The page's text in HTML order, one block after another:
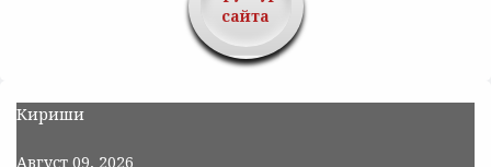
сайта
Кириши
Август 09, 2026